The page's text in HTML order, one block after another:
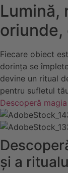
Lumină,
oriunde,
Fiecare obiect
dorința se
devine un ritual
pentru sufletul
Descoperă magia
și a